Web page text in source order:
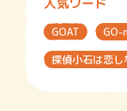
人気ワード
GOAT GO-
探偵小石は恋し